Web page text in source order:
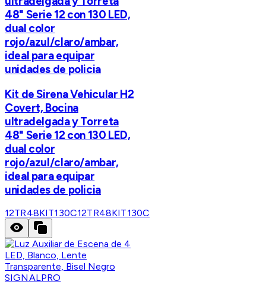
48" Serie 12 con 130 LED,
dual color
rojo/azul/claro/ambar,
ideal para equipar
unidades de policia
Kit de Sirena Vehicular H2
Covert, Bocina
ultradelgada y Torreta
48" Serie 12 con 130 LED,
dual color
rojo/azul/claro/ambar,
ideal para equipar
unidades de policia
12TR48KIT130C12TR48KIT130C
SIGNALPRO